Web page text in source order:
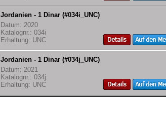
Jordanien - 1 Dinar (#034i_UNC)
Datum: 2020
Katalognr.: 034i
Erhaltung: UNC
Jordanien - 1 Dinar (#034j_UNC)
Datum: 2021
Katalognr.: 034j
Erhaltung: UNC